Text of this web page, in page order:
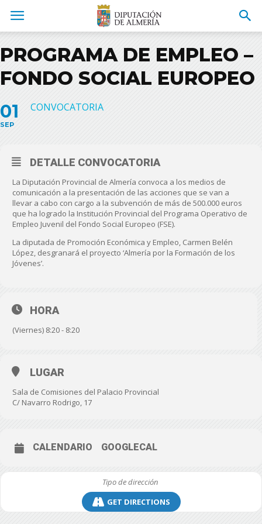
PROGRAMA DE EMPLEO –
FONDO SOCIAL EUROPEO
01
SEP
CONVOCATORIA
DETALLE CONVOCATORIA
La Diputación Provincial de Almería convoca a los medios de
comunicación a la presentación de las acciones que se van a
llevar a cabo con cargo a la subvención de más de 500.000 euros
que ha logrado la Institución Provincial del Programa Operativo de
Empleo Juvenil del Fondo Social Europeo (FSE).
La diputada de Promoción Económica y Empleo, Carmen Belén
López, desgranará el proyecto ‘Almería por la Formación de los
Jóvenes’.
HORA
(Viernes) 8:20 - 8:20
LUGAR
Sala de Comisiones del Palacio Provincial
C/ Navarro Rodrigo, 17
CALENDARIO GOOGLECAL
GET DIRECTIONS